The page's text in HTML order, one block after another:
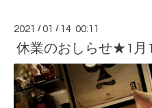
2021 /01 / 14 00:11
休業のおしらせ★1月